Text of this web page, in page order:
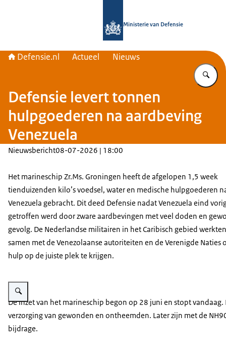
Ministerie van Defensie
Defensie.nl Actueel Nieuws
Defensie levert tonnen
hulpgoederen na aardbeving
Venezuela
Nieuwsbericht08-07-2026 | 18:00
Het marineschip Zr.Ms. Groningen heeft de afgelopen 1,5 week
tienduizenden kilo’s voedsel, water en medische hulpgoederen
Venezuela gebracht. Dit deed Defensie nadat Venezuela eind
getroffen werd door zware aardbevingen met veel doden en
gevolg. De Nederlandse militairen in het Caribisch gebied
samen met de Venezolaanse autoriteiten en de Verenigde Naties
hulp op de juiste plek te krijgen.
Vergroot afbeelding Ravage in Venezuela na een aardbeving.
De inzet van het marineschip begon op 28 juni en stopt
verzorging van gewonden en ontheemden. Later zijn met de
bijdrage.